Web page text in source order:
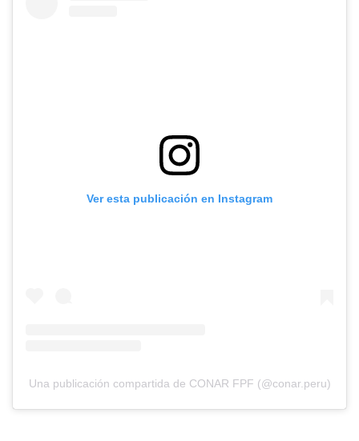
Ver esta publicación en Instagram
Una publicación compartida de CONAR FPF (@conar.peru)